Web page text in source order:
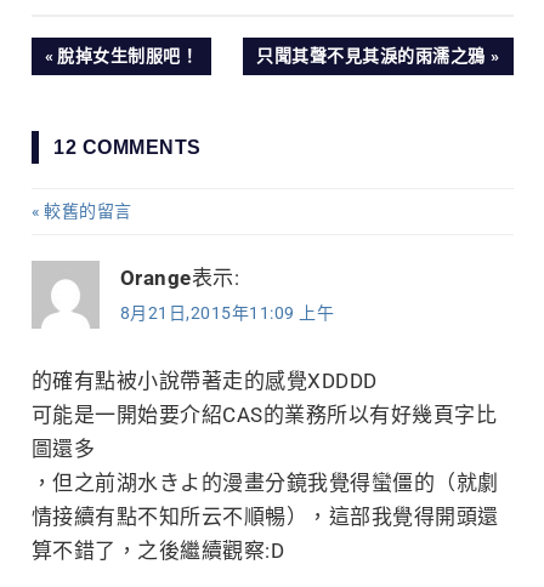
文
導
覽
PREVIOUS
脫掉女生制服吧！
NEXT
只聞其聲不見其淚的雨濡之鴉
12 COMMENTS
留
言
導
覽
較舊的留言
Orange表示:
8月21日,2015年11:09 上午
的確有點被小說帶著走的感覺XDDDD
可能是一開始要介紹CAS的業務所以有好幾頁字比
圖還多
，但之前湖水きよ的漫畫分鏡我覺得蠻僵的（就劇
情接續有點不知所云不順暢），這部我覺得開頭還
算不錯了，之後繼續觀察:D